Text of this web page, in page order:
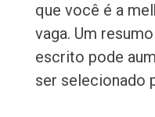
que você é a
vaga. Um
escrito pode
ser selecionado